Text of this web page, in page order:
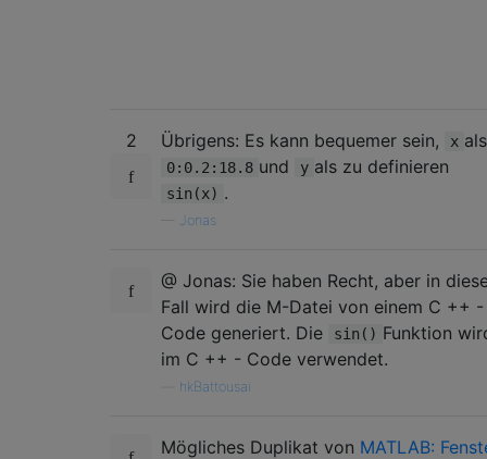
2 Übrigens: Es kann bequemer sein, x als
0:0.2:18.8 und y als zu definieren
sin(x) .
Jonas
@ Jonas: Sie haben Recht, aber in
Fall wird die M-Datei von einem C ++ -
Code generiert. Die
sin() Funktion
im C ++ - Code verwendet.
hkBattousai
Mögliches Duplikat von MATLAB: